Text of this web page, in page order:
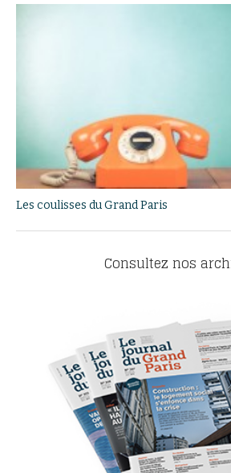
Les coulisses du Grand Paris
Consultez nos